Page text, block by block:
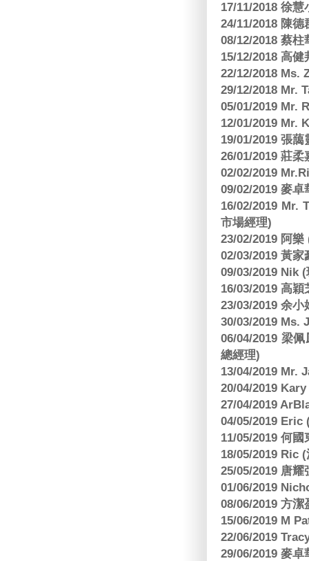
17/11/2018 徐
24/11/2018 陳
08/12/2018 蔡
15/12/2018 高
22/12/2018 Ms.
29/12/2018 Mr.
05/01/2019 Mr.
12/01/2019 Mr.
19/01/2019 張
26/01/2019 莊
02/02/2019
09/02/2019 麥
16/02/2019 Mr.
市場經理)
23/02/2019 阿
02/03/2019 黃
09/03/2019 Nik
16/03/2019 高
23/03/2019 余
30/03/2019 Ms.
06/04/2019 梁
總經理)
13/04/2019 Mr.
20/04/2019
27/04/2019
04/05/2019 Eric
11/05/2019 何
18/05/2019 Ric
25/05/2019 唐
01/06/2019
08/06/2019 方
15/06/2019 M
22/06/2019
29/06/2019 麥